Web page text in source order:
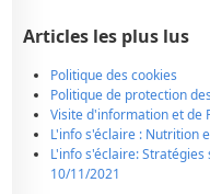
Articles les plus lus
Politique des cookies
Politique de protection
Visite d'information et de
L'info s'éclaire : Nutrition
L'info s'éclaire:
10/11/2021